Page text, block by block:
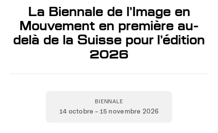
La Biennale de l’Image en
Mouvement en première au-
delà de la Suisse pour l’édition
2026
BIENNALE
14 octobre – 15 novembre 2026